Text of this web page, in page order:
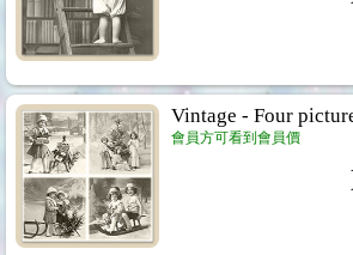
Vintage - Four
會員方可看到會員價